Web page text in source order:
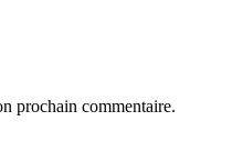
prochain commentaire.